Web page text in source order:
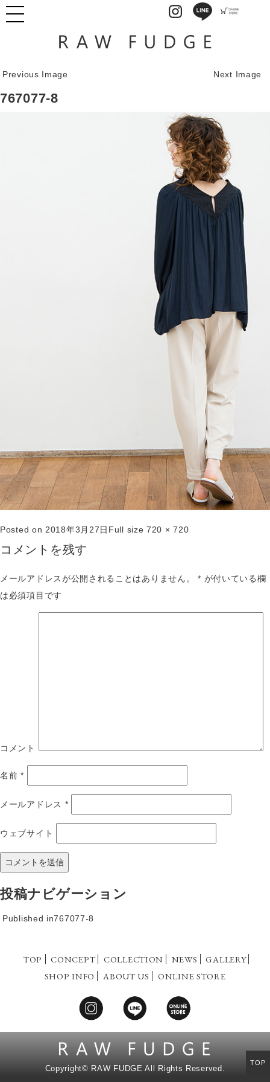
Previous Image Next Image
767077-8
Posted on 2018年3月27日 Full size720 × 720
コメントを残す
メールアドレスが公開されることはありません。 * が付いている欄
は必須項目です
コメント
名前*
メールアドレス *
ウェブサイト
投稿ナビゲーション
Published in767077-8
TOP CONCEPT COLLECTION NEWS
GALLERY
SHOP INFO
ABOUT US ONLINE STORE
Copyright© RAW FUDGE All Rights Reserved.
TOP